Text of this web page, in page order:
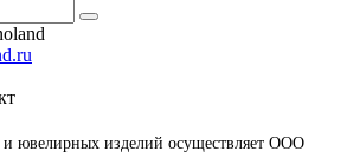
и ювелирных изделий осуществляет ООО